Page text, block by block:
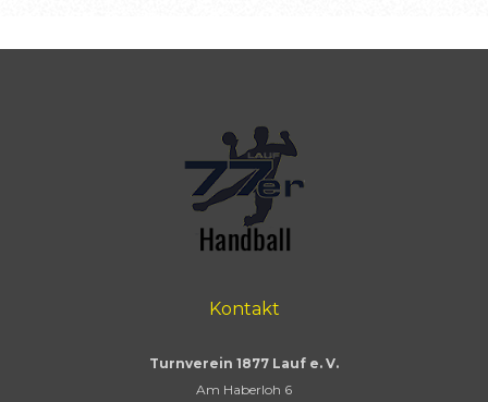
Kontakt
Turnverein 1877 Lauf e. V.
Am Haberloh 6